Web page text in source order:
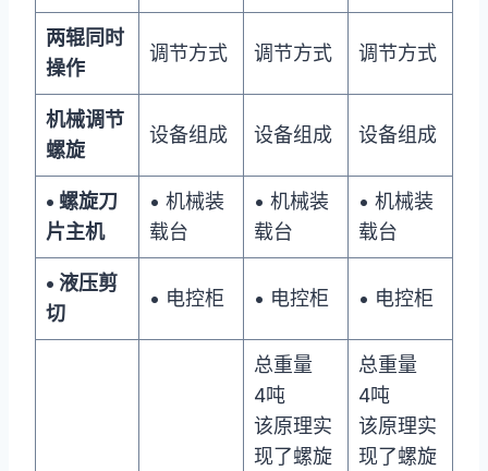
两辊同时
操作
调节方式 调节方式 调节方式
机械调节
螺旋
设备组成 设备组成 设备组成
• 螺旋刀
片主机
• 机械装
载台
• 机械装
载台
• 机械装
载台
• 液压剪
切
• 电控柜 • 电控柜 • 电控柜
总重量
4吨
该原理实
现了螺旋
总重量
4吨
该原理实
现了螺旋